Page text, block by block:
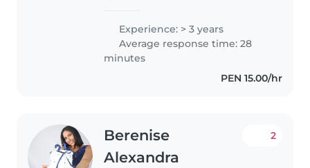
trabajando con bebés, niños
pequeños y niños en edad
escolar. Me encanta dibujar, leer
cuentos,..
Experience: > 3 years
Average response time: 28
minutes
PEN 15.00/hr
Berenise
Alexandra
2